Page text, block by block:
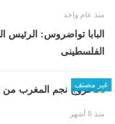
منذ عام واحد
البابا تواضروس:
الفلسطينى
غير مصنف
منذ 8 أشهر